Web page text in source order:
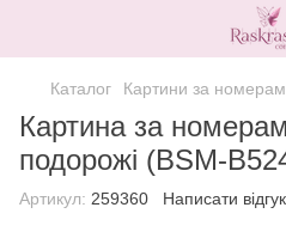
Каталог Картини за
Картина за
подорожі (BSM-
Артикул: 259360 Написати відгук